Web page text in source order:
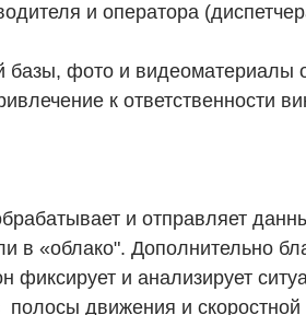
и оператора
фото и видеоматериалы
к ответственности
и отправляет
в «облако". Дополнительно
фиксирует и анализирует
полосы движения и